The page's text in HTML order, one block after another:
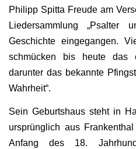
Philipp Spitta Freude am
Liedersammlung
Geschichte eingegangen.
schmücken bis heute das
darunter das bekannte
Wahrheit“.
Sein Geburtshaus steht in
ursprünglich aus
Anfang des 18.